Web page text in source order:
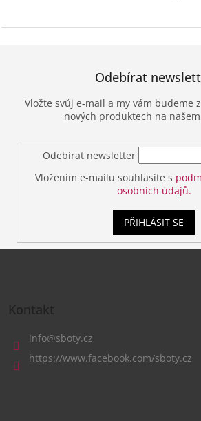
Odebírat
Vložte svůj e-mail a my vám budeme
nových produktech na
Odebírat newsletter
Vložením e-mailu souhlasíte s
osobních údajů.
PŘIHLÁSIT SE
Kontakt
info@sboty.cz
https://www.facebook.com/sboty.cz